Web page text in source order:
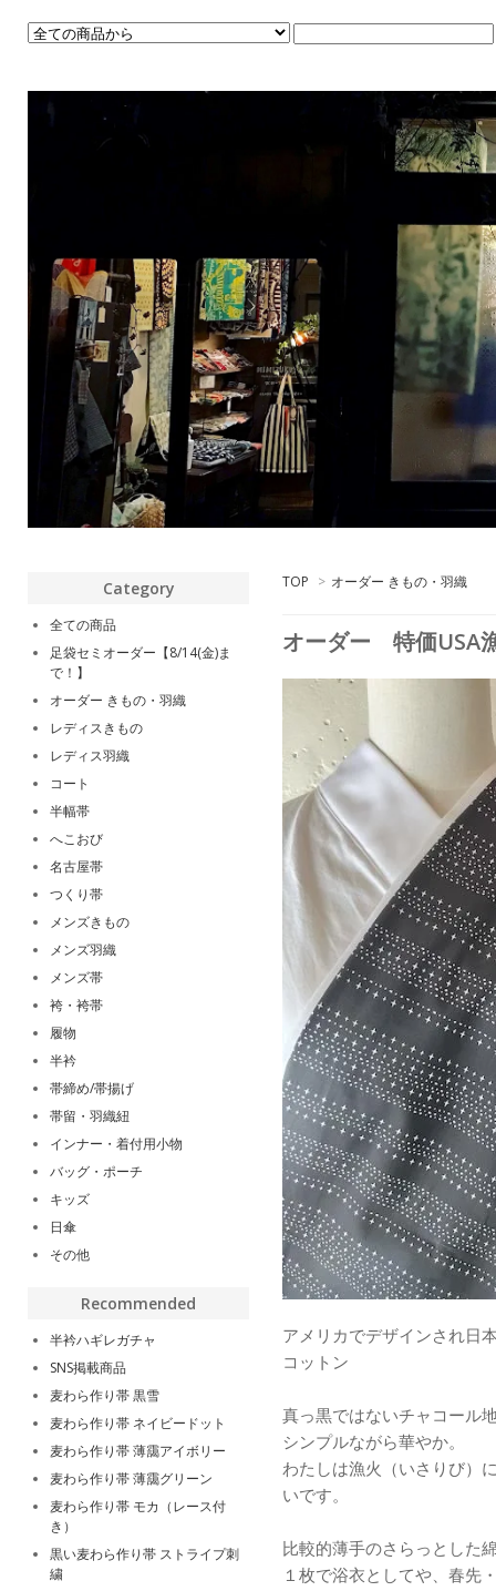
TOP > オーダー きもの・羽織
オーダー 特価USA
アメリカでデザインされ日
コットン
真っ黒ではないチャコール
シンプルながら華やか。
わたしは漁火（いさりび）
いです。
比較的薄手のさらっとした
１枚で浴衣としてや、春先
Category
全ての商品
足袋セミオーダー【8/14(金)ま
で！】
オーダー きもの・羽織
レディスきもの
レディス羽織
コート
半幅帯
へこおび
名古屋帯
つくり帯
メンズきもの
メンズ羽織
メンズ帯
袴・袴帯
履物
半衿
帯締め/帯揚げ
帯留・羽織紐
インナー・着付用小物
バッグ・ポーチ
キッズ
日傘
その他
Recommended
半衿ハギレガチャ
SNS掲載商品
麦わら作り帯 黒雪
麦わら作り帯 ネイビードット
麦わら作り帯 薄靄アイボリー
麦わら作り帯 薄靄グリーン
麦わら作り帯 モカ（レース付
き）
黒い麦わら作り帯 ストライプ刺
繍